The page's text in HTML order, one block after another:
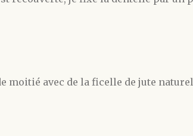
moitié avec de la ficelle de jute